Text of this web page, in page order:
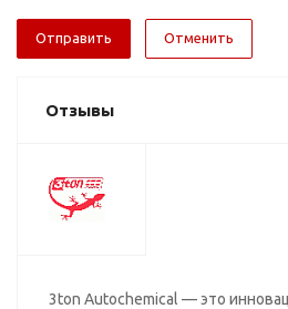
Отменить
Отзывы
3ton Autochemical — это